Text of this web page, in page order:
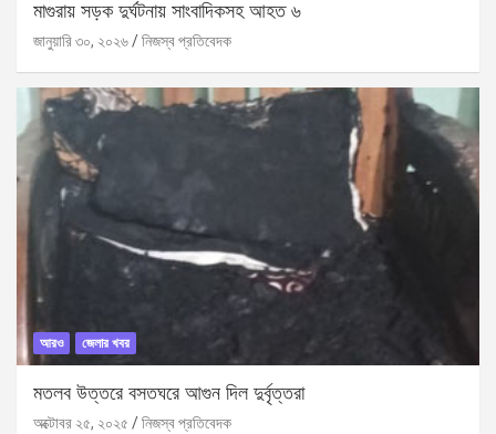
মাগুরায় সড়ক দুর্ঘটনায় সাংবাদিকসহ আহত ৬
জানুয়ারি ৩০, ২০২৬ নিজস্ব প্রতিবেদক
আরও জেলার খবর
মতলব উত্তরে বসতঘরে আগুন দিল দুর্বৃত্তরা
অক্টোবর ২৫, ২০২৫ নিজস্ব প্রতিবেদক